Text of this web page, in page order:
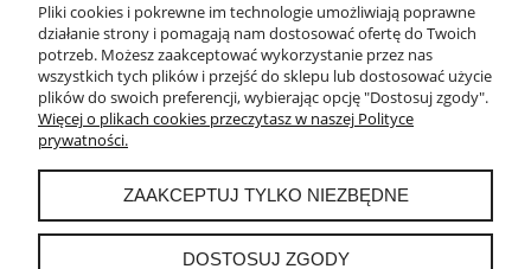
POMOC
MOJE KONTO
PŁATNOŚCI I DOSTAWA
INFORMACJE
Pliki cookies i pokrewne im technologie umożliwiają poprawne
działanie strony i pomagają nam dostosować ofertę do Twoich
potrzeb. Możesz zaakceptować wykorzystanie przez nas
wszystkich tych plików i przejść do sklepu lub dostosować użycie
plików do swoich preferencji, wybierając opcję "Dostosuj zgody".
Więcej o plikach cookies przeczytasz w naszej Polityce
prywatności.
ZAAKCEPTUJ TYLKO NIEZBĘDNE
DOSTOSUJ ZGODY